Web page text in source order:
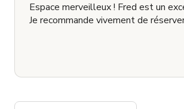
Espace merveilleux ! Fred est un
Je recommande vivement de